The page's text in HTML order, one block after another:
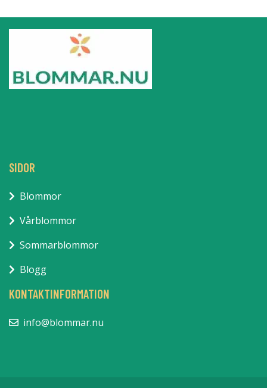
SIDOR
Blommor
Vårblommor
Sommarblommor
Blogg
KONTAKTINFORMATION
info@blommar.nu